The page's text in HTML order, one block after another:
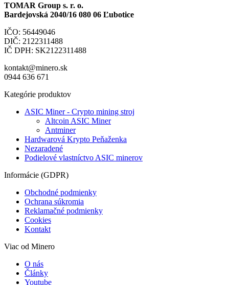
TOMAR Group s. r. o.
Bardejovská 2040/16 080 06 Ľubotice
IČO: 56449046
DIČ: 2122311488
IČ DPH: SK2122311488
kontakt@minero.sk
0944 636 671
Kategórie produktov
ASIC Miner - Crypto mining stroj
Altcoin ASIC Miner
Antminer
Hardwarová Krypto Peňaženka
Nezaradené
Podielové vlastníctvo ASIC minerov
Informácie (GDPR)
Obchodné podmienky
Ochrana súkromia
Reklamačné podmienky
Cookies
Kontakt
Viac od Minero
O nás
Články
Youtube